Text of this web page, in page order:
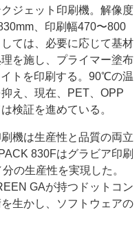
ジェット印刷機。解像度
、印刷幅470〜800
ては、必要に応じて基材
を施し、プライマー塗布
トを印刷する。90℃の温
え、現在、PET、OPP
検証を進めている。
機は生産性と品質の両立
830Fはグラビア印刷
の生産性を実現した。
GAが持つドットコン
生かし、ソフトウェアの